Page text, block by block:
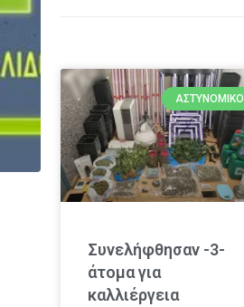
ΑΣΤΥΝΟΜΙΚΌ
Συνελήφθησαν -3-
άτομα για
καλλιέργεια